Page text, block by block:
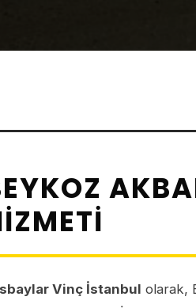
Vinç İstanbul olarak,